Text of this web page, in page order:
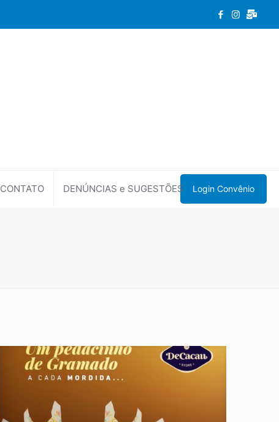
CONTATO DENÚNCIAS e SUGESTÕES Login Convênio